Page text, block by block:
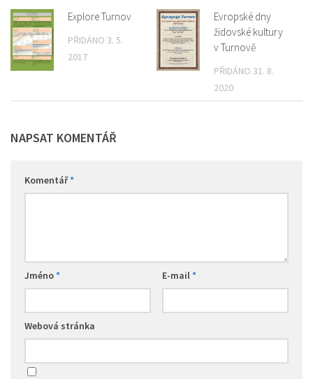
Sociálně patologické jevy
Volný čas
Vzdělávání v ČR
Explore Turnov
PŘIDÁNO 3. 5.
2017
Evropské dny
židovské kultury
v Turnově
PŘIDÁNO 31. 8.
2020
NAPSAT KOMENTÁŘ
Komentář*
Jméno* E-mail*
Webová stránka